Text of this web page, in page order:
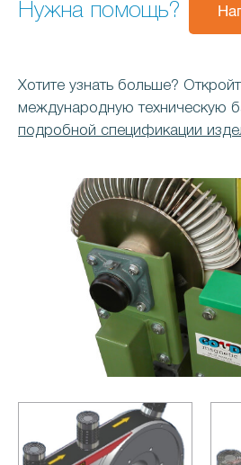
Нужна помощь?
Хотите узнать больше?
международную техническую
подробной спецификации